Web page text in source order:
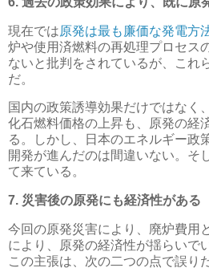
現在では原発は最も廉価な発電方
炉や使用済燃料の再処理プロセス
ないと批判をされているが、これ
だ。
国内の政策誘導効果だけではなく
化石燃料価格の上昇も、原発の経
る。しかし、日本のエネルギー政
開発が進んだのは間違いない。そ
て来ている。
7. 災害後の原発にも経済性がある
今回の原発災害により、廃炉費用
により、原発の経済性が揺らいで
この主張は、次の二つの点で誤りだ